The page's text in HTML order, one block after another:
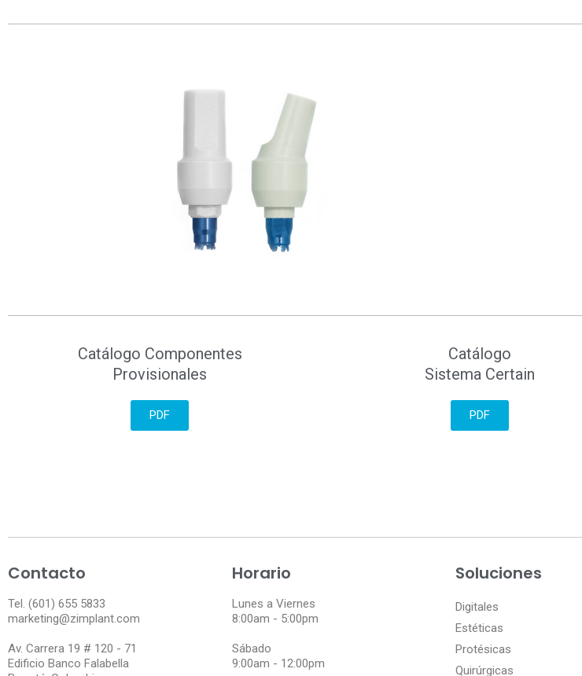
Catálogo Componentes
Provisionales
PDF
Catálogo
Sistema Certain
PDF
Contacto
Tel. (601) 655 5833
marketing@zimplant.com
Av. Carrera 19 # 120 - 71
Edificio Banco Falabella
Horario
Lunes a Viernes
8:00am - 5:00pm
Sábado
9:00am - 12:00pm
Soluciones
Digitales
Estéticas
Protésicas
Quirúrgicas